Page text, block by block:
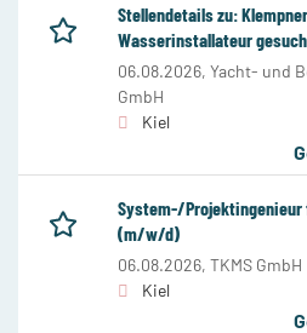
Stellendetails zu:
Wasserinstallateur
06.08.2026, Yacht- und
GmbH
Kiel
System-/
(m/w/d)
06.08.2026, TKMS GmbH
Kiel